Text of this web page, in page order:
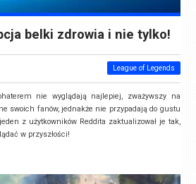
belki zdrowia i nie tylko!
League of Legends
nie wyglądają najlepiej, zważywszy na
swoich fanów, jednakże nie przypadają do gustu
z użytkowników Reddita zaktualizował je tak,
w przyszłości!